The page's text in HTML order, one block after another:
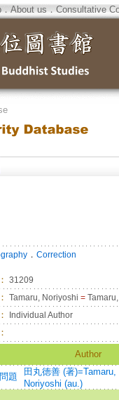
．About us．Consultative
． Correction
： 31209
Tamaru, Noriyoshi =
Individual Author
Author
題
田丸徳善 (著)=Tamaru,
Noriyoshi (au.)